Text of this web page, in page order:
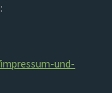
und-